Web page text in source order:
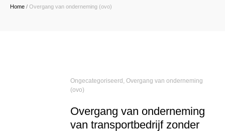
Home / Overgang van onderneming (ovo)
Ongecategoriseerd ,Overgang van onderneming
(ovo)
Overgang van onderneming
van transportbedrijf zonder